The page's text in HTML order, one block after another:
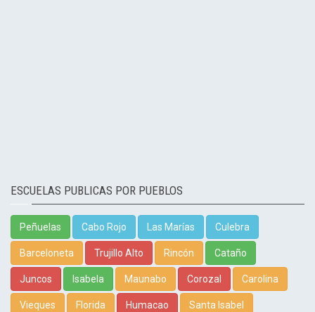
ESCUELAS PUBLICAS POR PUEBLOS
Peñuelas Cabo Rojo Las Marías Culebra
Barceloneta Trujillo Alto Rincón Cataño
Juncos Isabela Maunabo Corozal Carolina
Vieques Florida Humacao Santa Isabel